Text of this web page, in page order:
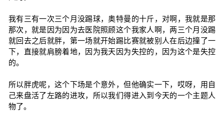
我有三有一次三个月没踢球，奥特曼的十斤，对啊，我就是那
那次，就是因为因为去医院照顾这个我家人啊，两三个月没踢
就回去之后就胖，第一场就开始踢比赛就被别人在后边撞了一
下，直接就肩膀着地，因为我天因为失控的，因为这个是失控
的。
所以胖虎呢，这个下场是个意外，但他确实一下，哎呀，用自
己来盘活了左路的进攻，所以我们得进入到今天的一个主题人
物了。